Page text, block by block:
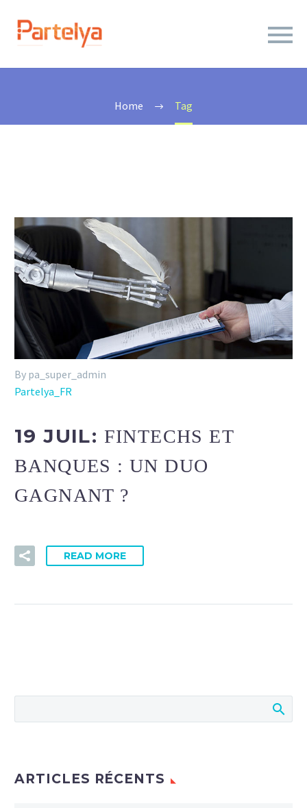
Home Tag
By pa_super_admin
Partelya_FR
19 JUIL: FINTECHS ET
BANQUES : UN DUO
GAGNANT ?
READ MORE
ARTICLES RÉCENTS